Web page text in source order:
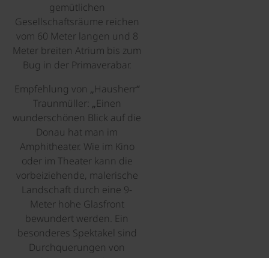
gemütlichen
Gesellschaftsräume reichen
vom 60 Meter langen und 8
Meter breiten Atrium bis zum
Bug in der Primaverabar.
Empfehlung von „Hausherr“
Traunmüller: „Einen
wunderschönen Blick auf die
Donau hat man im
Amphitheater. Wie im Kino
oder im Theater kann die
vorbeiziehende, malerische
Landschaft durch eine 9-
Meter hohe Glasfront
bewundert werden. Ein
besonderes Spektakel sind
Durchquerungen von